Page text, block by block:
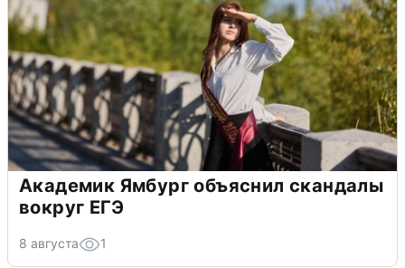
Академик Ямбург объяснил скандалы
вокруг ЕГЭ
8 августа 1